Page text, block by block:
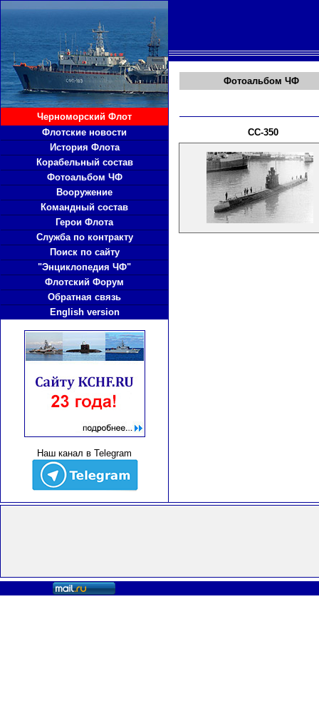
Черноморский Флот
Флотские новости
История Флота
Корабельный состав
Фотоальбом ЧФ
Вооружение
Командный состав
Герои Флота
Служба по контракту
Поиск по сайту
"Энциклопедия ЧФ"
Флотский Форум
Обратная связь
English version
Наш канал в Telegram
Фотоальбом ЧФ
СС-350